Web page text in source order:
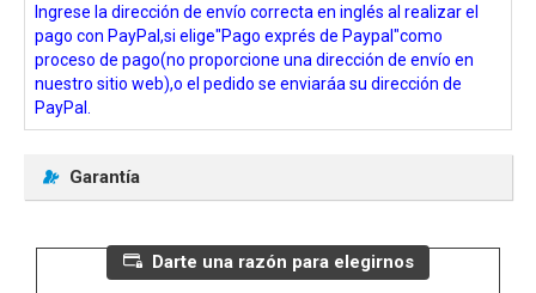
Ingrese la dirección de envío correcta en inglés al realizar el
pago con PayPal,si elige"Pago exprés de Paypal"como
proceso de pago(no proporcione una dirección de envío en
nuestro sitio web),o el pedido se enviaráa su dirección de
PayPal.
Garantía
Darte una razón para elegirnos